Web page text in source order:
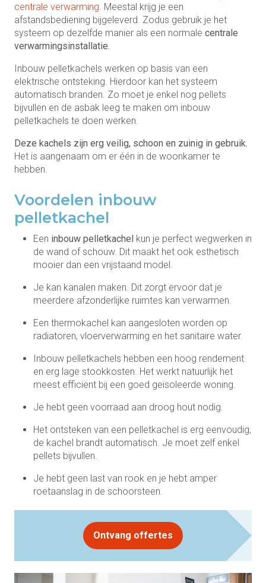
centrale verwarming . Meestal krijg je een
afstandsbediening bijgeleverd. Zodus gebruik je het
systeem op dezelfde manier als een normale centrale
verwarmingsinstallatie.
Inbouw pelletkachels werken op basis van een
elektrische ontsteking. Hierdoor kan het systeem
automatisch branden. Zo moet je enkel nog pellets
bijvullen en de asbak leeg te maken om inbouw
pelletkachels te doen werken.
Deze kachels zijn erg veilig, schoon en zuinig in gebruik.
Het is aangenaam om er één in de woonkamer te
hebben.
Voordelen inbouw
pelletkachel
Een inbouw pelletkachel kun je perfect wegwerken in
de wand of schouw. Dit maakt het ook esthetisch
mooier dan een vrijstaand model.
Je kan kanalen maken. Dit zorgt ervoor dat je
meerdere afzonderlijke ruimtes kan verwarmen.
Een thermokachel kan aangesloten worden op
radiatoren, vloerverwarming en het sanitaire water.
Inbouw pelletkachels hebben een hoog rendement
en erg lage stookkosten. Het werkt natuurlijk het
meest efficiënt bij een goed geïsoleerde woning.
Je hebt geen voorraad aan droog hout nodig.
Het ontsteken van een pelletkachel is erg eenvoudig,
de kachel brandt automatisch. Je moet zelf enkel
pellets bijvullen.
Je hebt geen last van rook en je hebt amper
roetaanslag in de schoorsteen.
Ontvang offertes